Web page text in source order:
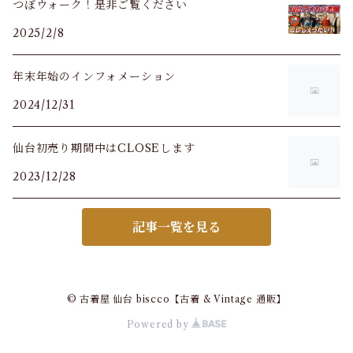
つぼウォーク！是非ご覧ください
2025/2/8
年末年始のインフォメーション
2024/12/31
仙台初売り期間中はCLOSEします
2023/12/28
記事一覧を見る
© 古着屋 仙台 biscco【古着 & Vintage 通販】
Powered by